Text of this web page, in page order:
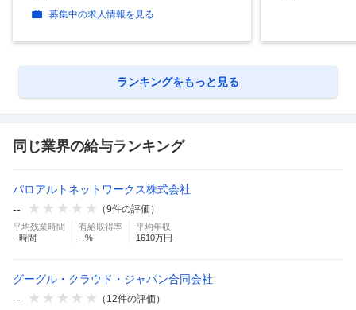
募集中の求人情報を見る
ランキングをもっと見る
同じ業界の給与ランキング
パロアルトネットワークス株式会社
--
（9件の評価）
平均残業時間
--時間
有給取得率
--%
平均年収
1610万円
グーグル・クラウド・ジャパン合同会社
--
（ 12件の評価）